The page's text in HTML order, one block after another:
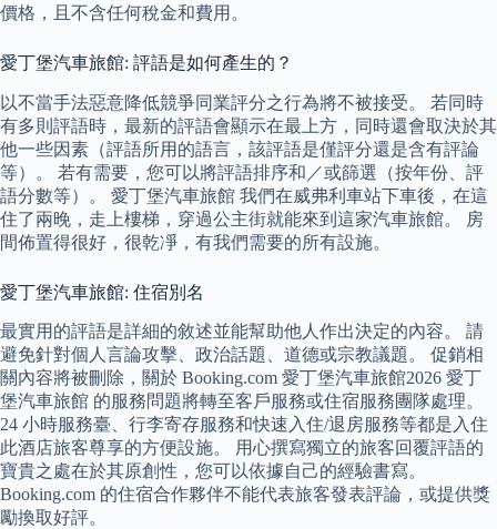
價格，且不含任何稅金和費用。
愛丁堡汽車旅館: 評語是如何產生的？
以不當手法惡意降低競爭同業評分之行為將不被接受。 若同時
有多則評語時，最新的評語會顯示在最上方，同時還會取決於其
他一些因素（評語所用的語言，該評語是僅評分還是含有評論
等）。 若有需要，您可以將評語排序和／或篩選（按年份、評
語分數等）。 愛丁堡汽車旅館 我們在威弗利車站下車後，在這
住了兩晚，走上樓梯，穿過公主街就能來到這家汽車旅館。 房
間佈置得很好，很乾凈，有我們需要的所有設施。
愛丁堡汽車旅館: 住宿別名
最實用的評語是詳細的敘述並能幫助他人作出決定的內容。 請
避免針對個人言論攻擊、政治話題、道德或宗教議題。 促銷相
關內容將被刪除，關於 Booking.com 愛丁堡汽車旅館2026 愛丁
堡汽車旅館 的服務問題將轉至客戶服務或住宿服務團隊處理。
24 小時服務臺、行李寄存服務和快速入住/退房服務等都是入住
此酒店旅客尊享的方便設施。 用心撰寫獨立的旅客回覆評語的
寶貴之處在於其原創性，您可以依據自己的經驗書寫。
Booking.com 的住宿合作夥伴不能代表旅客發表評論，或提供獎
勵換取好評。